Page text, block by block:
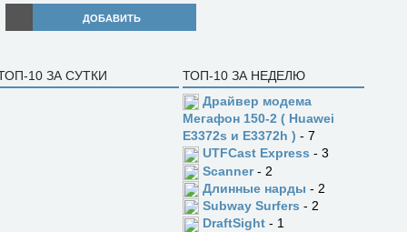
ДОБАВИТЬ
10 ЗА СУТКИ
ТОП-10 ЗА НЕДЕЛЮ
Драйвер модема
Мегафон 150-2 ( Huawei
E3372s и E3372h ) - 7
UTFCast Express - 3
Scanner- 2
Длинные нарды - 2
Subway Surfers - 2
DraftSight - 1